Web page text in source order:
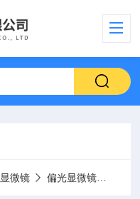
显微镜 偏光显微镜